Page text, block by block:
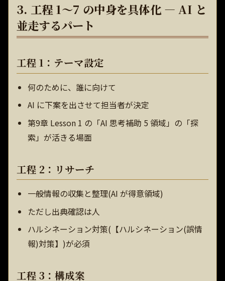
3. 工程 1〜7 の中身を具体化 — AI と
並走するパート
工程 1：テーマ設定
何のために、誰に向けて
AI に下案を出させて担当者が決定
第9章 Lesson 1 の「AI 思考補助 5 領域」の「探
索」が活きる場面
工程 2：リサーチ
一般情報の収集と整理(AI が得意領域)
ただし出典確認は人
ハルシネーション対策(【ハルシネーション(誤情
報)対策】)が必須
工程 3：構成案